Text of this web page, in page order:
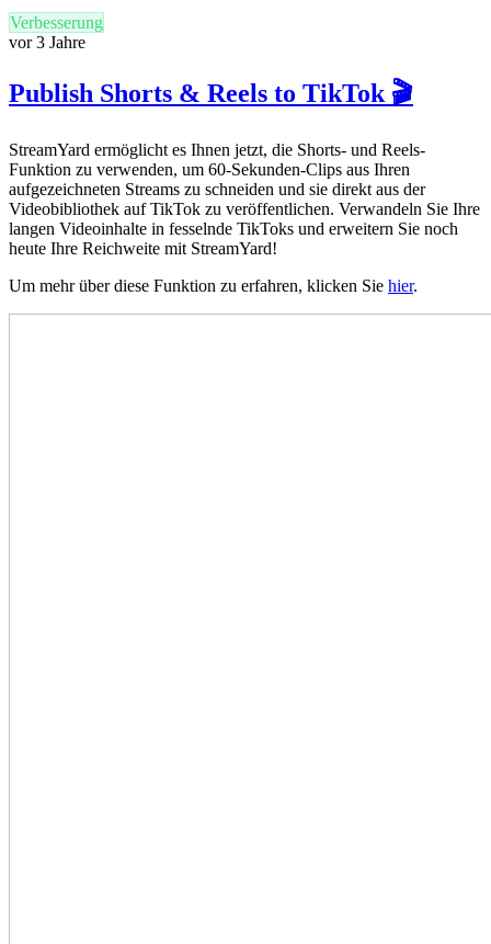
Verbesserung
vor 3 Jahre
Publish Shorts & Reels to TikTok 🎬
StreamYard ermöglicht es Ihnen jetzt, die Shorts- und Reels-
Funktion zu verwenden, um 60-Sekunden-Clips aus Ihren
aufgezeichneten Streams zu schneiden und sie direkt aus der
Videobibliothek auf TikTok zu veröffentlichen. Verwandeln Sie Ihre
langen Videoinhalte in fesselnde TikToks und erweitern Sie noch
heute Ihre Reichweite mit StreamYard!
Um mehr über diese Funktion zu erfahren, klicken Sie hier.